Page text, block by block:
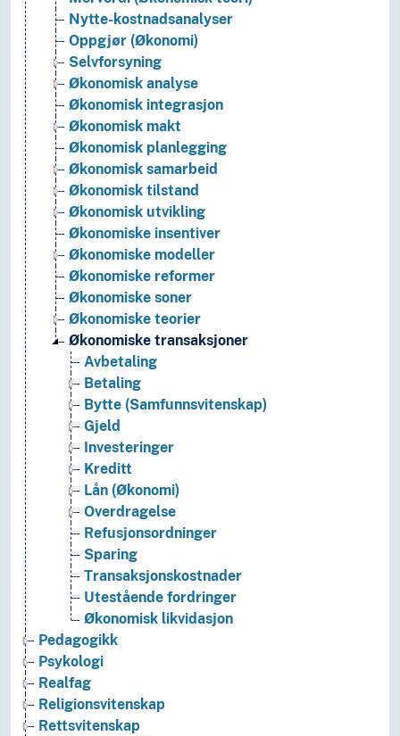
Nytte-kostnadsanalyser
Oppgjør (Økonomi)
Selvforsyning
Økonomisk analyse
Økonomisk integrasjon
Økonomisk makt
Økonomisk planlegging
Økonomisk samarbeid
Økonomisk tilstand
Økonomisk utvikling
Økonomiske insentiver
Økonomiske modeller
Økonomiske reformer
Økonomiske soner
Økonomiske teorier
Økonomiske transaksjoner
Avbetaling
Betaling
Bytte (Samfunnsvitenskap)
Gjeld
Investeringer
Kreditt
Lån (Økonomi)
Overdragelse
Refusjonsordninger
Sparing
Transaksjonskostnader
Utestående fordringer
Økonomisk likvidasjon
Pedagogikk
Psykologi
Realfag
Religionsvitenskap
Rettsvitenskap